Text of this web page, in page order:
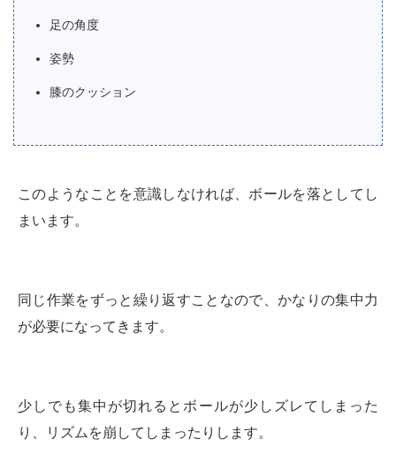
足の角度
姿勢
膝のクッション
このようなことを意識しなければ、ボールを落としてし
まいます。
同じ作業をずっと繰り返すことなので、かなりの集中力
が必要になってきます。
少しでも集中が切れるとボールが少しズレてしまった
り、リズムを崩してしまったりします。